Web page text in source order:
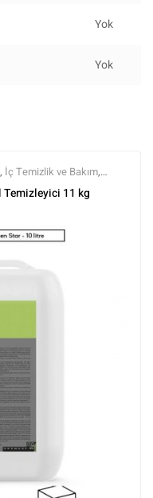
Yok
Yok
, İç Temizlik ve Bakım,
Ürünler,Tüm Ürünler
Temizleyici 11 kg